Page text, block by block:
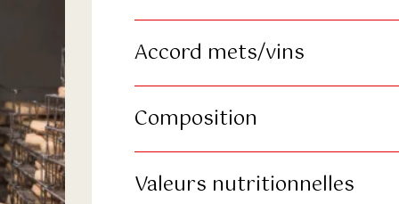
Accord mets/vins
Composition
Valeurs nutritionnelles